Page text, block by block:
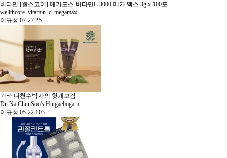
비타민 [웰스코어] 메가도스 비타민C 3000 메가 맥스 3g x 100포
wellthcore_vitamin_c_megamax
이규성 07-27 25
기타 나천수박사의 헛개보감
Dr. Na ChunSoo's Hutgaebogam
이규성 05-22 103